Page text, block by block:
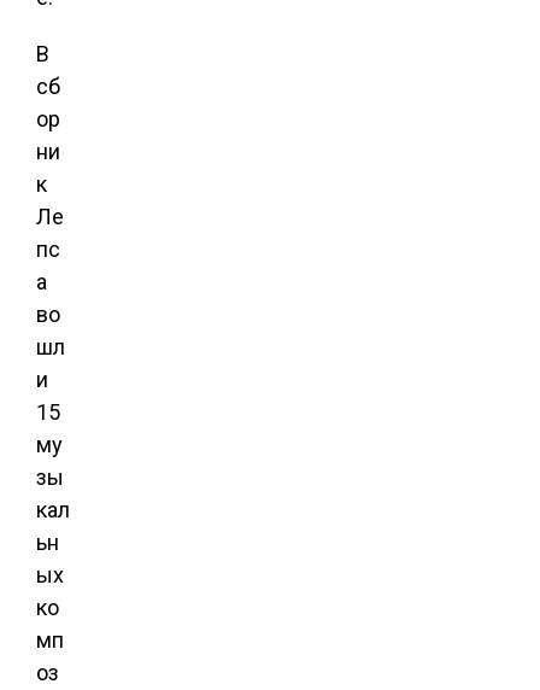
В
сб
ор
ни
к
Ле
пс
а
во
шл
и
15
му
зы
кал
ьн
ых
ко
мп
оз